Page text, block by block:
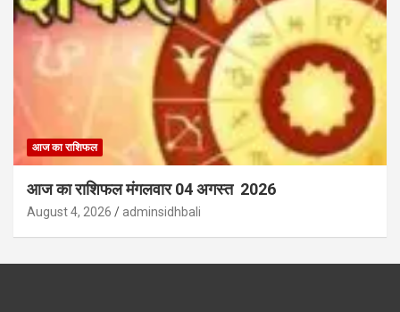
आज का राशिफल
आज का राशिफल मंगलवार 04 अगस्त 2026
August 4, 2026 adminsidhbali